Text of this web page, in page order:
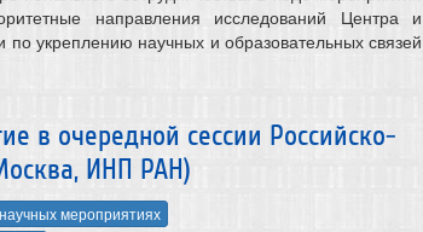
направления исследований Центра и
укреплению научных и образовательных связей
в очередной сессии Российско-
ИНП РАН)
мероприятиях